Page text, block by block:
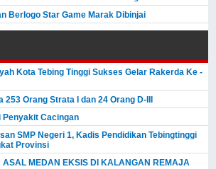
Berlogo Star Game Marak Dibinjai
Kota Tebing Tinggi Sukses Gelar Rakerda Ke -
Orang Strata I dan 24 Orang D-III
Penyakit Cacingan
SMP Negeri 1, Kadis Pendidikan Tebingtinggi
Provinsi
MEDAN EKSIS DI KALANGAN REMAJA